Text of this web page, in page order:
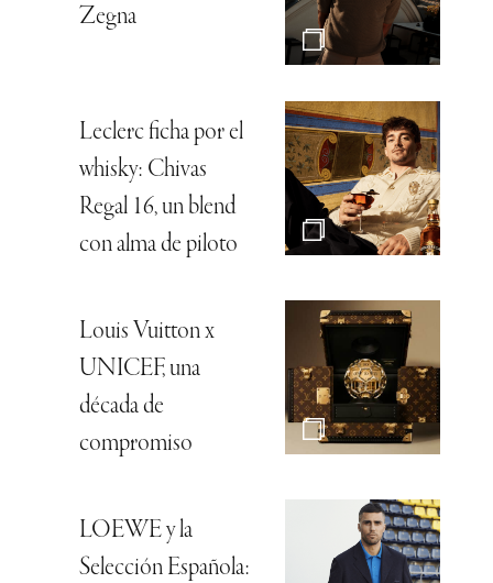
Zegna
Leclerc ficha por el
whisky: Chivas
Regal 16, un blend
con alma de piloto
Louis Vuitton x
UNICEF, una
década de
compromiso
LOEWE y la
Selección Española: